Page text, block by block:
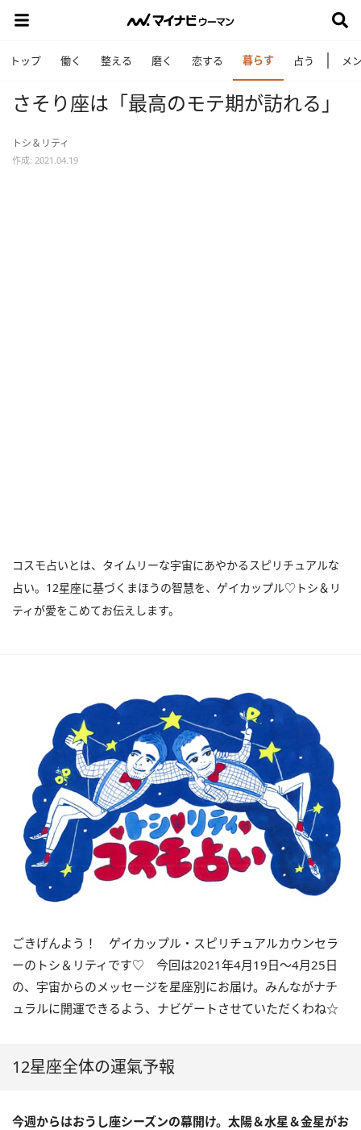
トップ 働く 整える 磨く 恋する 暮らす 占う メ
さそり座は「最高のモテ期が訪れる」
トシ＆リティ
作成: 2021.04.19
コスモ占いとは、タイムリーな宇宙にあやかるスピリチュアルな
占い。12星座に基づくまほうの智慧を、ゲイカップル♡トシ＆リ
ティが愛をこめてお伝えします。
ごきげんよう！ ゲイカップル・スピリチュアルカウンセラ
ーのトシ＆リティです♡ 今回は2021年4月19日〜4月25日
の、宇宙からのメッセージを星座別にお届け。みんながナチ
ュラルに開運できるよう、ナビゲートさせていただくわね☆
12星座全体の運氣予報
今週からはおうし座シーズンの幕開け。太陽＆水星＆金星がお